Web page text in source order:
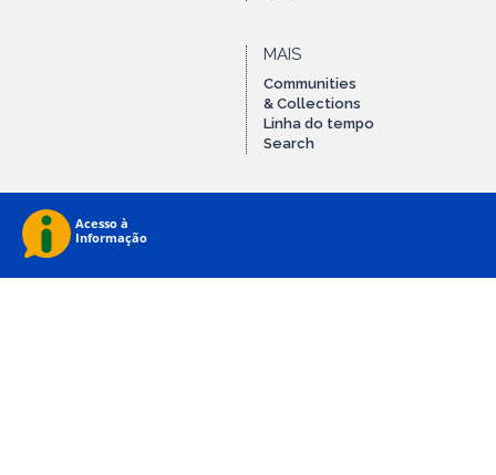
MAIS
Communities
& Collections
Linha do tempo
Search